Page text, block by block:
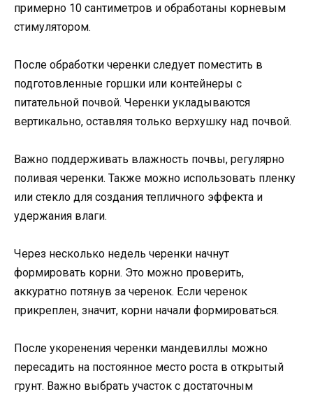
примерно 10 сантиметров и обработаны корневым
стимулятором.
После обработки черенки следует поместить в
подготовленные горшки или контейнеры с
питательной почвой. Черенки укладываются
вертикально, оставляя только верхушку над почвой.
Важно поддерживать влажность почвы, регулярно
поливая черенки. Также можно использовать пленку
или стекло для создания тепличного эффекта и
удержания влаги.
Через несколько недель черенки начнут
формировать корни. Это можно проверить,
аккуратно потянув за черенок. Если черенок
прикреплен, значит, корни начали формироваться.
После укоренения черенки мандевиллы можно
пересадить на постоянное место роста в открытый
грунт. Важно выбрать участок с достаточным